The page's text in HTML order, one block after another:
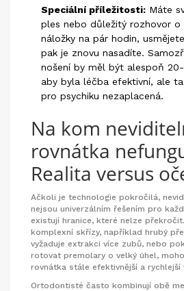
Speciální příležitosti: Máte
ples nebo důležitý rozhovor o
náložky na pár hodin,
pak je znovu nasadíte.
nošení by měl být alespoň
aby byla léčba efektivní, ale
pro psychiku nezaplacená.
Na kom
rovnátka
Realita versus
Ačkoli je technologie pokročilá,
nejsou univerzálním řešením pro
existují hranice, které nelze
komplexní skřízy, například hrubý
vyžaduje extrakci více zubů, nebo
rotovat premolary o velký úhel,
rovnátka stále efektivnější a rychlejší
Ortodontisté často kombinují obě